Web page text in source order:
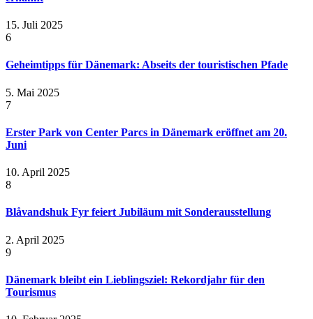
15. Juli 2025
6
Geheimtipps für Dänemark: Abseits der touristischen Pfade
5. Mai 2025
7
Erster Park von Center Parcs in Dänemark eröffnet am 20.
Juni
10. April 2025
8
Blåvandshuk Fyr feiert Jubiläum mit Sonderausstellung
2. April 2025
9
Dänemark bleibt ein Lieblingsziel: Rekordjahr für den
Tourismus